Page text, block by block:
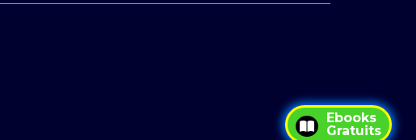
Ebooks
Gratuits